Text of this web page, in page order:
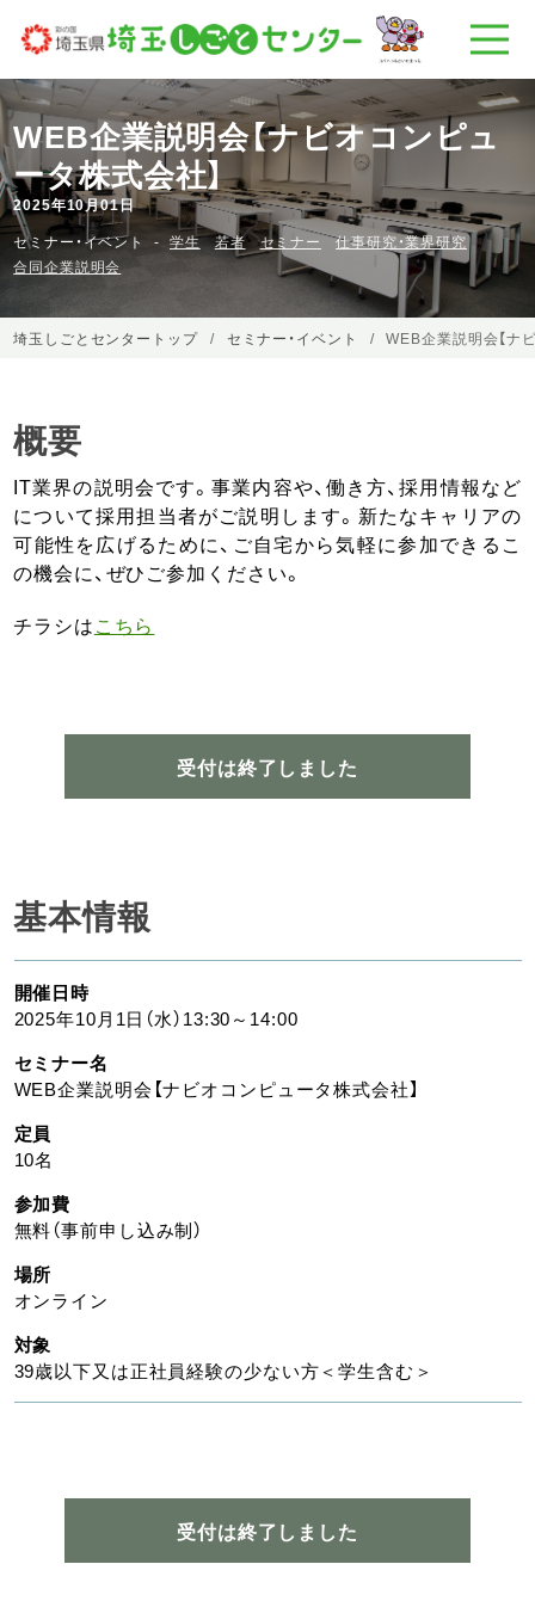
WEB企業説明会【ナビオコンピュ
ータ株式会社】
2025年10月01日
セミナー・イベント
学生 若者 セミナー
仕事研究・業界研究
合同企業説明会
埼玉しごとセンタートップ セミナー・イベント WEB企業説明会【ナ
概要
IT業界の説明会です。事業内容や、働き方、採用情報など
について採用担当者がご説明します。新たなキャリアの
可能性を広げるために、ご自宅から気軽に参加できるこ
の機会に、ぜひご参加ください。
チラシはこちら
受付は終了しました
基本情報
開催日時
2025年10月1日（水）13:30～14:00
セミナー名
WEB企業説明会【ナビオコンピュータ株式会社】
定員
10名
参加費
無料（事前申し込み制）
場所
オンライン
対象
39歳以下又は正社員経験の少ない方＜学生含む＞
受付は終了しました